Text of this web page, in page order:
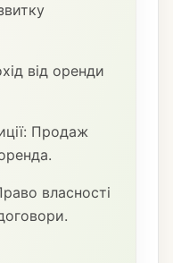
від оренди
Продаж
власності